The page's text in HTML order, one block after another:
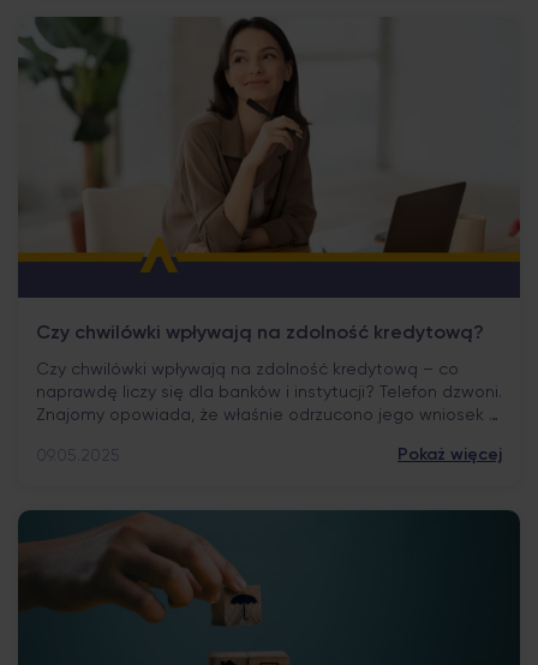
Czy chwilówki wpływają na zdolność kredytową?
Czy chwilówki wpływają na zdolność kredytową – co
naprawdę liczy się dla banków i instytucji? Telefon dzwoni.
Znajomy opowiada, że właśnie odrzucono jego wniosek o
pożyczkę, żeby podratować budżet. Czy chwilówka
wielu zadaje sobie pytanie: czy chwilówki wpływają na
zdolność […]
09.05.2025 Pokaż więcej